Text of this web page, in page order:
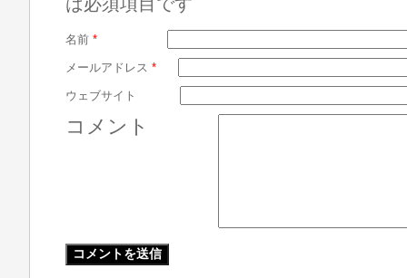
名前 *
メールアドレス *
ウェブサイト
コメント